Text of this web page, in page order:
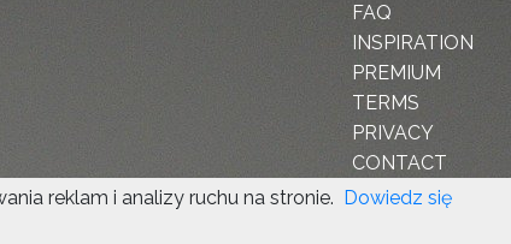
FAQ
INSPIRATION
PREMIUM
TERMS
PRIVACY
CONTACT
reklam i analizy ruchu na stronie. Dowiedz się